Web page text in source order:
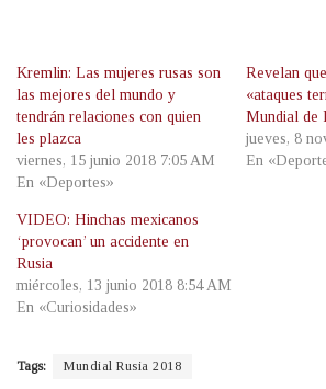
Kremlin: Las mujeres rusas son
las mejores del mundo y
tendrán relaciones con quien
les plazca
viernes, 15 junio 2018 7:05 AM
En «Deportes»
Revelan
«ataques
Mundial de
jueves, 8
En
VIDEO: Hinchas mexicanos
‘provocan’ un accidente en
Rusia
miércoles, 13 junio 2018 8:54 AM
En «Curiosidades»
Tags: Mundial Rusia 2018